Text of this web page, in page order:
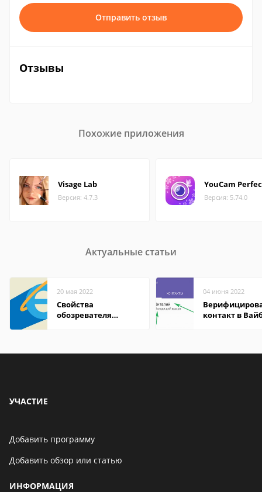
Отправить отзыв
Отзывы
Похожие приложения
Visage Lab
Версия: 4.7.3
YouCam
Версия: 5.74.0
Актуальные статьи
20 мая 2022
Свойства
обозревателя
04 июня 2022
контакт в
УЧАСТИЕ
Добавить программу
Добавить обзор или статью
ИНФОРМАЦИЯ